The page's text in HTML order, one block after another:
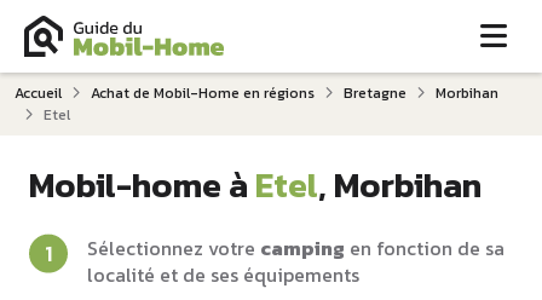
Accueil Achat de Mobil-Home en régions Bretagne
Morbihan
Etel
Mobil-home àEtel, Morbihan
Sélectionnez votre camping en fonction de sa
localité et de ses équipements